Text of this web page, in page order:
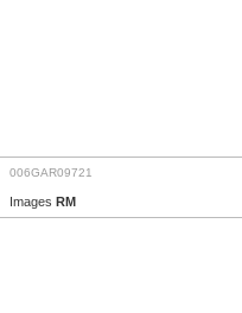
006GAR09721
Images RM